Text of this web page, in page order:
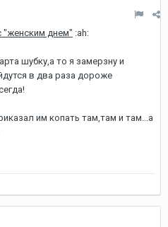
"женским днем" :ah:
шубку,а то я замерзну и
в два раза дороже
им копать там,там и там...а